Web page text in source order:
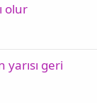
olur
geri